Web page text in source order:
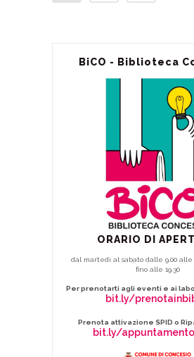
BiCO - Biblioteca
ORARIO DI
dal martedì al sabato dalle 9.00 alle
fino alle 19.30
Per prenotarti agli eventi e ai
bit.ly/
Prenota attivazione SPID o
bit.ly/